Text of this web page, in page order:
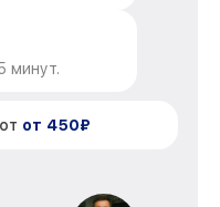
минут.
от 450₽